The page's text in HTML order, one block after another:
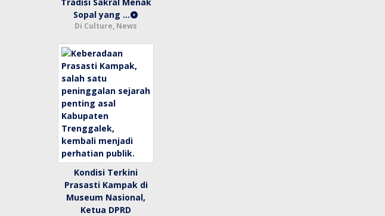
Sopal yang …
Di Culture, News
Kondisi Terkini
Prasasti Kampak di
Museum Nasional,
Ketua DPRD